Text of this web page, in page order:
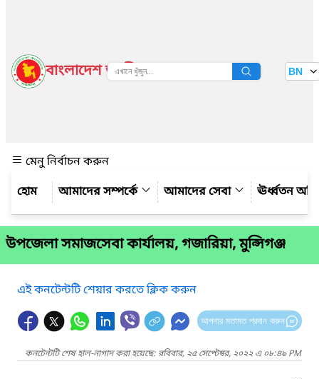
বাংলাদেশ জাতীয় তথ্য বাতায়ন BN
মেনু নির্বাচন করুন
আমাদের সম্পর্কে
আমাদের সেবা ঊর্ধ্বতন
উপজেলা সমাজসেবা কার্যালয়, গজারিয়া, মুন্সিগঞ্জ
এই কনটেন্টটি শেয়ার করতে ক্লিক করুন
আপনার মতামত প্রদান করুন
কনটেন্টটি শেষ হাল-নাগাদ করা হয়েছে: রবিবার, ২৫ সেপ্টেম্বর, ২০২২ এ ০৮:৪৯ PM